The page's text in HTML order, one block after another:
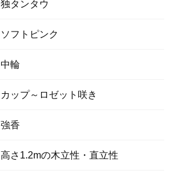
独タンタウ
ソフトピンク
中輪
カップ～ロゼット咲き
強香
高さ1.2mの木立性・直立性